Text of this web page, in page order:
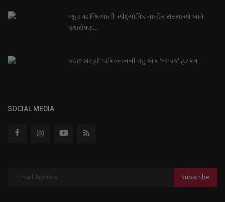
જૂનાગઢ જિલ્લાની ઔદ્યોગિક તાલીમ સંસ્થાઓ ખાતે
વૃક્ષારોપણ...
કચ્છ સરહદે પાકિસ્તાનની વધુ એક ‘નાપાક’ હરકત
SOCIAL MEDIA
Subscribe